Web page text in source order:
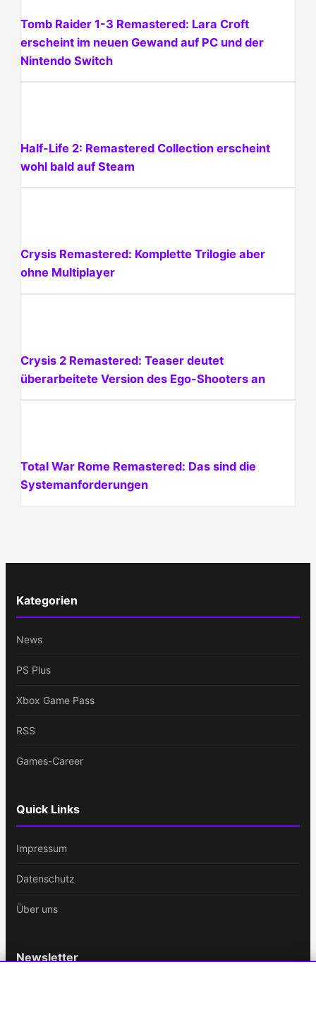
Tomb Raider 1-3 Remastered: Lara Croft
erscheint im neuen Gewand auf PC und der
Nintendo Switch
Half-Life 2: Remastered Collection erscheint
wohl bald auf Steam
Crysis Remastered: Komplette Trilogie aber
ohne Multiplayer
Crysis 2 Remastered: Teaser deutet
überarbeitete Version des Ego-Shooters an
Total War Rome Remastered: Das sind die
Systemanforderungen
Kategorien
News
PS Plus
Xbox Game Pass
RSS
Games-Career
Quick Links
Impressum
Datenschutz
Über uns
Newsletter